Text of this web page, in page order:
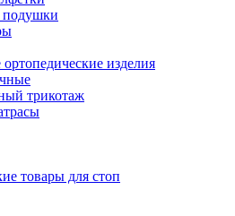
изделия
трикотаж
товары для стоп